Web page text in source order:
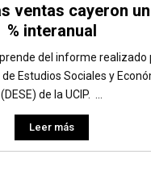
ventas cayeron
% interanual
del informe realizado
Estudios Sociales y
(DESE) de la UCIP. ...
Leer más